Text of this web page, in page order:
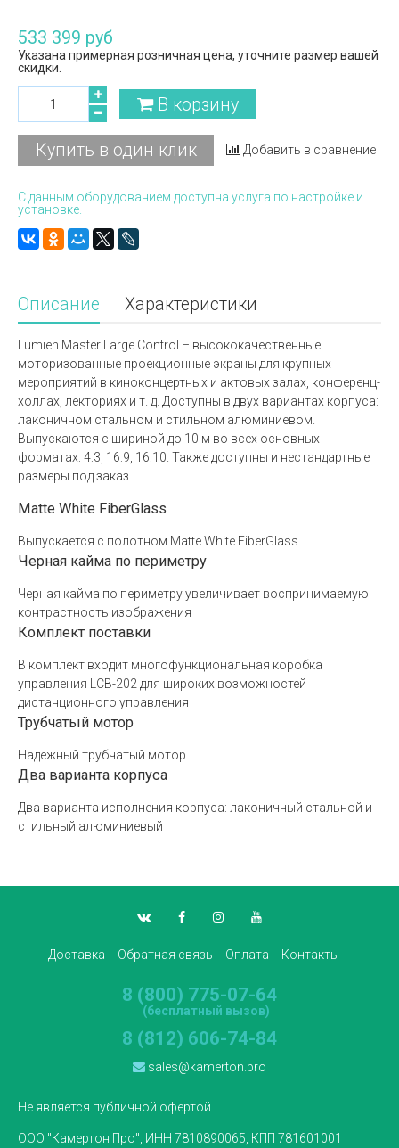
533 399 руб
Указана примерная розничная цена, уточните размер вашей
скидки.
В корзину
Купить в один клик Добавить в сравнение
С данным оборудованием доступна услуга по настройке и
установке.
Описание Характеристики
Lumien Master Large Control – высококачественные
моторизованные проекционные экраны для крупных
мероприятий в киноконцертных и актовых залах, конференц-
холлах, лекториях и т. д. Доступны в двух вариантах корпуса:
лаконичном стальном и стильном алюминиевом.
Выпускаются с шириной до 10 м во всех основных
форматах: 4:3, 16:9, 16:10. Также доступны и нестандартные
размеры под заказ.
Matte White FiberGlass
Выпускается с полотном Matte White FiberGlass.
Черная кайма по периметру
Черная кайма по периметру увеличивает воспринимаемую
контрастность изображения
Комплект поставки
В комплект входит многофункциональная коробка
управления LCB-202 для широких возможностей
дистанционного управления
Трубчатый мотор
Надежный трубчатый мотор
Два варианта корпуса
Два варианта исполнения корпуса: лаконичный стальной и
стильный алюминиевый
Доставка Обратная связь Оплата Контакты
8 (800) 775-07-64
(бесплатный вызов)
8 (812) 606-74-84
sales@kamerton.pro
Не является публичной офертой
ООО "Камертон Про", ИНН 7810890065, КПП 781601001